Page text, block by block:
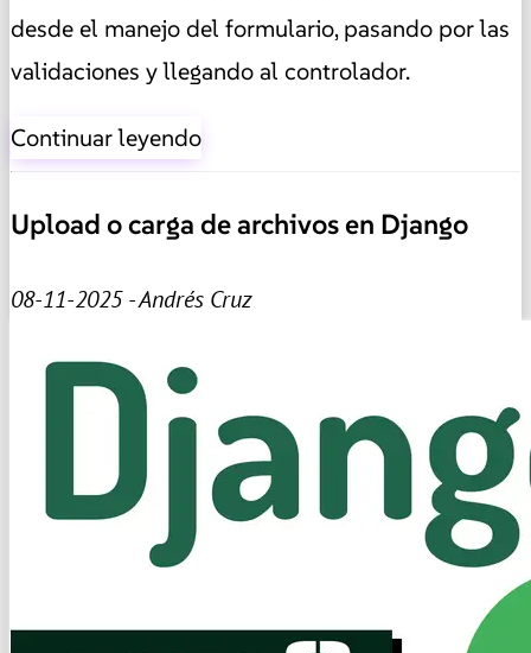
desde el manejo del formulario, pasando por las
validaciones y llegando al controlador.
Continuar leyendo
Upload o carga de archivos en Django
08-11-2025 - Andrés Cruz